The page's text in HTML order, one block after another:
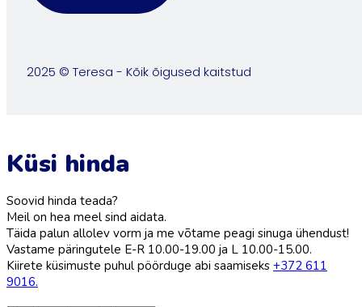
2025 © Teresa - Kõik õigused kaitstud
Küsi hinda
Soovid hinda teada?
Meil on hea meel sind aidata.
Täida palun allolev vorm ja me võtame peagi sinuga ühendust!
Vastame päringutele E-R 10.00-19.00 ja L 10.00-15.00.
Kiirete küsimuste puhul pöörduge abi saamiseks +372 611
9016.